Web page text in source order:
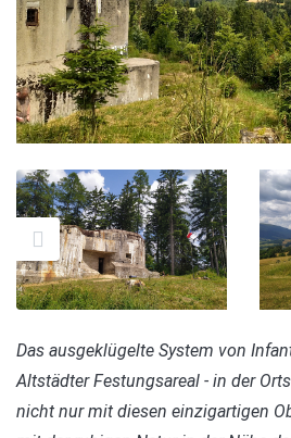
Das ausgeklügelte System von
Altstädter Festungsareal - in der
nicht nur mit diesen einzigartigen